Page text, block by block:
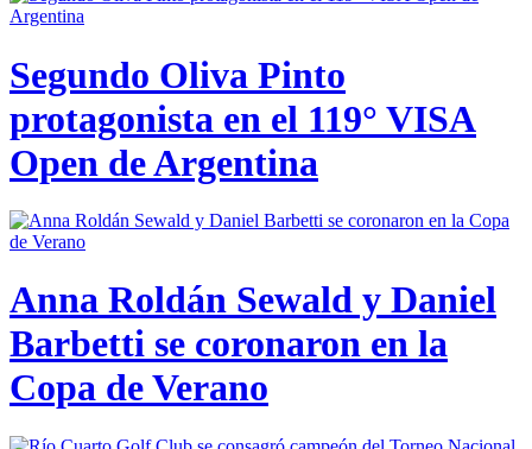
Segundo Oliva Pinto
protagonista en el 119° VISA
Open de Argentina
Anna Roldán Sewald y Daniel
Barbetti se coronaron en la
Copa de Verano